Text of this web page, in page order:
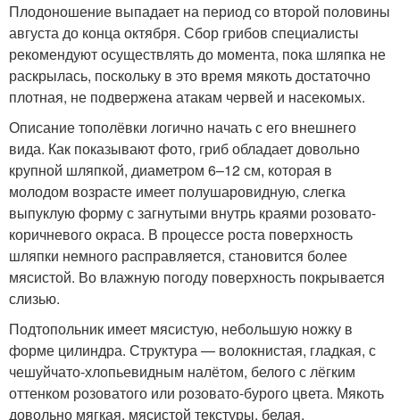
Плодоношение выпадает на период со второй половины
августа до конца октября. Сбор грибов специалисты
рекомендуют осуществлять до момента, пока шляпка не
раскрылась, поскольку в это время мякоть достаточно
плотная, не подвержена атакам червей и насекомых.
Описание тополёвки логично начать с его внешнего
вида. Как показывают фото, гриб обладает довольно
крупной шляпкой, диаметром 6–12 см, которая в
молодом возрасте имеет полушаровидную, слегка
выпуклую форму с загнутыми внутрь краями розовато-
коричневого окраса. В процессе роста поверхность
шляпки немного расправляется, становится более
мясистой. Во влажную погоду поверхность покрывается
слизью.
Подтопольник имеет мясистую, небольшую ножку в
форме цилиндра. Структура — волокнистая, гладкая, с
чешуйчато-хлопьевидным налётом, белого с лёгким
оттенком розоватого или розовато-бурого цвета. Мякоть
довольно мягкая, мясистой текстуры, белая,